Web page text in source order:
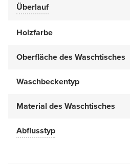
Überlauf
Holzfarbe
Oberfläche des Waschtisches
Waschbeckentyp
Material des Waschtisches
Abflusstyp